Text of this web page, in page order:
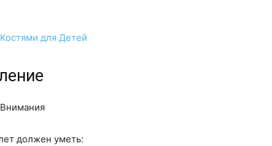
для Детей
должен уметь: